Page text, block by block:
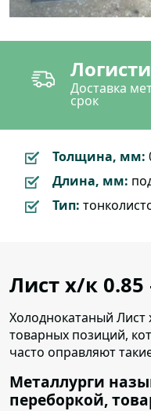
Доставка
срок
Толщина, мм:
Длина, мм:
Тип:
Лист х/к
Холоднокатаный
товарных позиций,
часто оправляют
Металлурги
переборкой,